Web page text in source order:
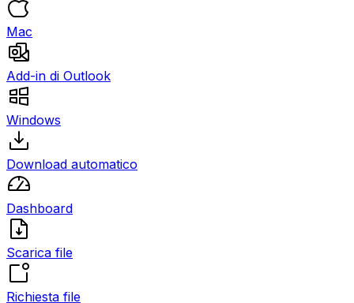
Mac
Add-in di Outlook
Windows
Download automatico
Dashboard
Scarica file
Richiesta file